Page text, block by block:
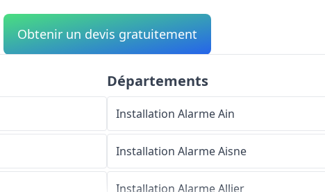
Obtenir un devis gratuitement
Départements
Installation AlarmeAin
Installation AlarmeAisne
Installation AlarmeAllier